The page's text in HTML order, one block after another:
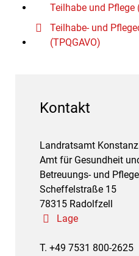
Teilhabe und Pflege
Teilhabe- und
(TPQGAVO)
Kontakt
Landratsamt Konstanz
Amt für Gesundheit
Betreuungs- und
Scheffelstraße 15
78315 Radolfzell
Lage
T. +49 7531 800-2625